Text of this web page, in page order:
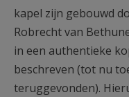
kapel zijn gebouwd
Robrecht van
in een authentieke
beschreven (tot nu
teruggevonden).